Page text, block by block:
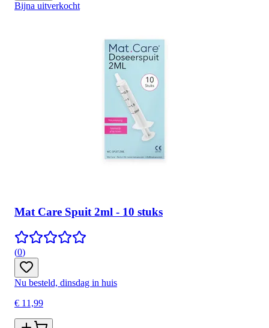
Bijna uitverkocht
Mat Care Spuit 2ml - 10 stuks
(0)
Nu besteld, dinsdag in huis
€ 11,99